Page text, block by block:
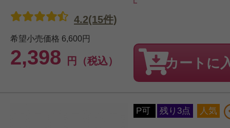
希望小売価格 6,600円
2,398 円（税込）
4.2(15件)
カートに
P可 残り3点 人気